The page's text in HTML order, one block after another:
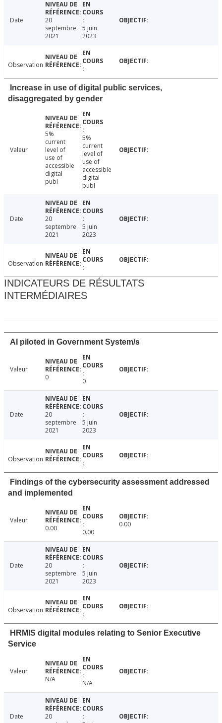
Date
20
septembre
2021
5 juin
2023
Observation
Increase in use of digital public services,
disaggregated by gender
Valeur
5%
current
level of
use of
accessible
digital
publ
5%
current
level of
use of
accessible
digital
publ
Date
20
septembre
2021
5 juin
2023
Observation
INDICATEURS DE RÉSULTATS
INTERMÉDIAIRES
AI piloted in Government System/s
Valeur
0
0
Date
20
septembre
2021
5 juin
2023
Observation
Findings of the cybersecurity assessment addressed
and implemented
Valeur
0.00
0.00
0.00
Date
20
septembre
2021
5 juin
2023
Observation
HRMIS digital modules relating to Senior Executive
Service
Valeur
N/A
N/A
Date
20